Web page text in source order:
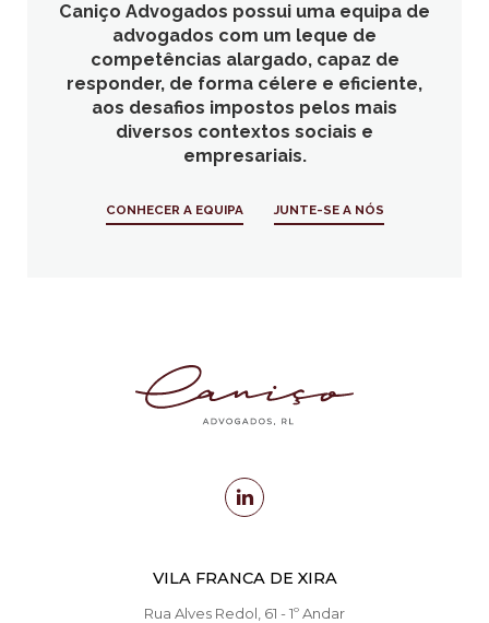
Caniço Advogados possui uma equipa de
advogados com um leque de
competências alargado, capaz de
responder, de forma célere e eficiente,
aos desafios impostos pelos mais
diversos contextos sociais e
empresariais.
CONHECER A EQUIPA JUNTE-SE A NÓS
VILA FRANCA DE XIRA
Rua Alves Redol, 61 - 1º Andar